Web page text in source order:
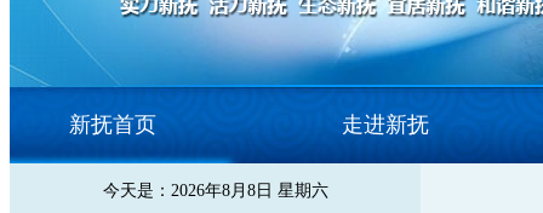
新抚首页 走进新抚
今天是：2026年8月8日 星期六